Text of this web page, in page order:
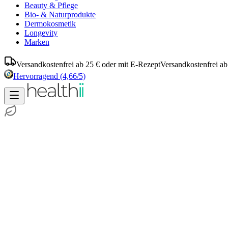
Beauty & Pflege
Bio- & Naturprodukte
Dermokosmetik
Longevity
Marken
Versandkostenfrei ab 25 € oder mit E-RezeptVersandkostenfrei
Hervorragend (4,66/5)